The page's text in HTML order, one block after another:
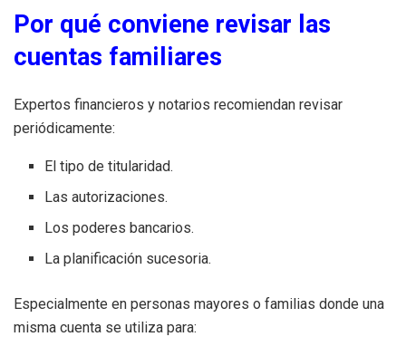
Por qué conviene revisar las
cuentas familiares
Expertos financieros y notarios recomiendan revisar
periódicamente:
El tipo de titularidad.
Las autorizaciones.
Los poderes bancarios.
La planificación sucesoria.
Especialmente en personas mayores o familias donde una
misma cuenta se utiliza para: